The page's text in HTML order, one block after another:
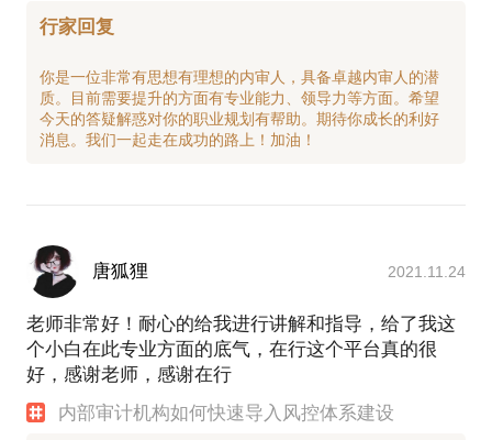
行家回复
你是一位非常有思想有理想的内审人，具备卓越内审人的潜
质。目前需要提升的方面有专业能力、领导力等方面。希望
今天的答疑解惑对你的职业规划有帮助。期待你成长的利好
唐狐狸 2021.11.24
老师非常好！耐心的给我进行讲解和指导，给了我这
个小白在此专业方面的底气，在行这个平台真的很
好，感谢老师，感谢在行
内部审计机构如何快速导入风控体系建设